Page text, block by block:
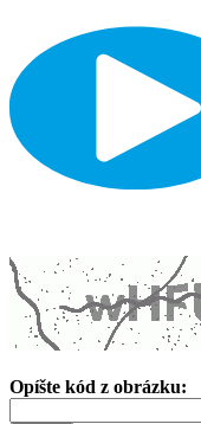
Opíšte kód z obrázku: